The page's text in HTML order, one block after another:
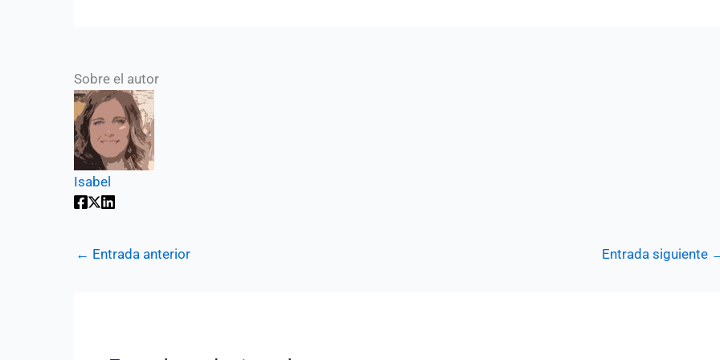
Sobre el autor
Isabel
← Entrada anterior Entrada siguiente